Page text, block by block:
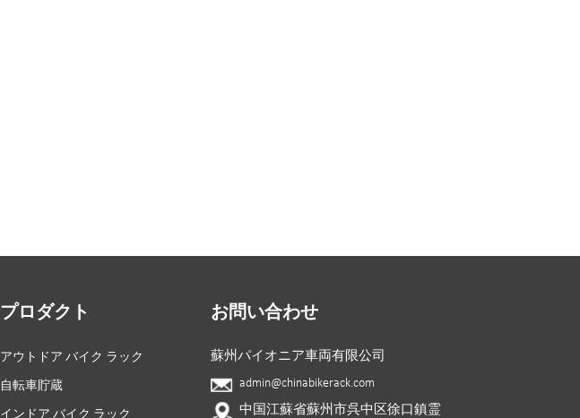
プロダクト
アウトドア バイク ラック
自転車貯蔵
インドア バイク ラック
お問い合わせ
蘇州パイオニア車両有限公司
admin@chinabikerack.com
中国江蘇省蘇州市呉中区徐口鎮霊